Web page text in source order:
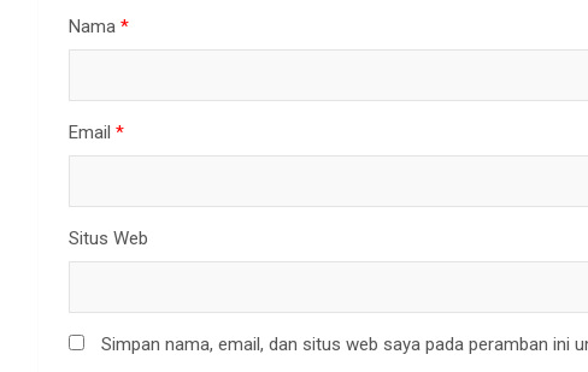
Nama *
Email *
Situs Web
Simpan nama, email, dan situs web saya pada peramban ini